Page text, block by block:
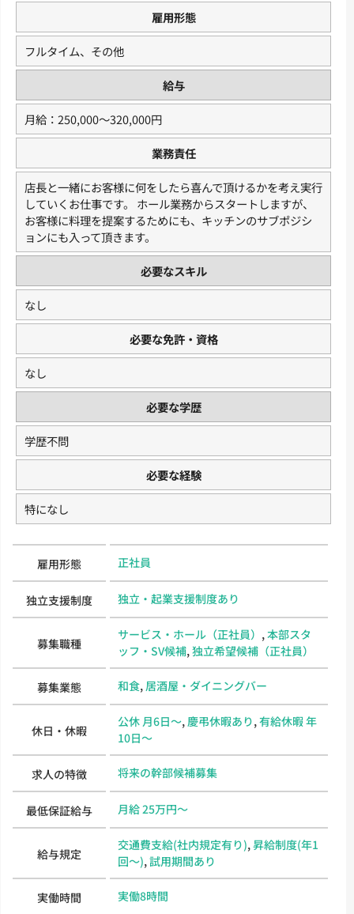
雇用形態
フルタイム、その他
給与
月給：250,000〜320,000円
業務責任
店長と一緒にお客様に何をしたら喜んで頂けるかを考え実行
していくお仕事です。 ホール業務からスタートしますが、
お客様に料理を提案するためにも、キッチンのサブポジシ
ョンにも入って頂きます。
必要なスキル
なし
必要な免許・資格
なし
必要な学歴
学歴不問
必要な経験
特になし
雇用形態 正社員
独立支援制度 独立・起業支援制度あり
募集職種
サービス・ホール（正社員） ,本部スタ
ッフ・SV候補,独立希望候補（正社員）
募集業態 和食,居酒屋・ダイニングバー
休日・休暇
公休 月6日～, 慶弔休暇あり,有給休暇 年
10日～
求人の特徴 将来の幹部候補募集
最低保証給与 月給 25万円～
給与規定
交通費支給(社内規定有り),昇給制度(年1
回～),試用期間あり
実働時間 実働8時間